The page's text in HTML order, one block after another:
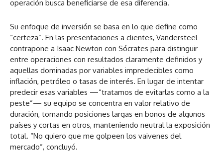
operación busca beneficiarse de esa diferencia.
Su enfoque de inversión se basa en lo que define como
“certeza”. En las presentaciones a clientes, Vandersteel
contrapone a Isaac Newton con Sócrates para distinguir
entre operaciones con resultados claramente definidos y
aquellas dominadas por variables impredecibles como
inflación, petróleo o tasas de interés. En lugar de intentar
predecir esas variables —“tratamos de evitarlas como a la
peste”— su equipo se concentra en valor relativo de
duración, tomando posiciones largas en bonos de algunos
países y cortas en otros, manteniendo neutral la exposición
total. “No quiero que me golpeen los vaivenes del
mercado”, concluyó.